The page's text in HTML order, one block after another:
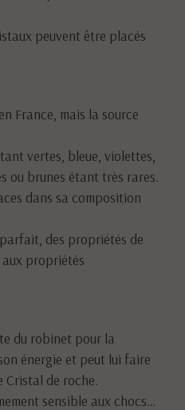
peuvent être placés
France, mais la source
vertes, bleue, violettes,
ou brunes étant très rares.
dans sa composition
des propriétés de
propriétés
du robinet pour la
énergie et peut lui faire
Cristal de roche.
sensible aux chocs…